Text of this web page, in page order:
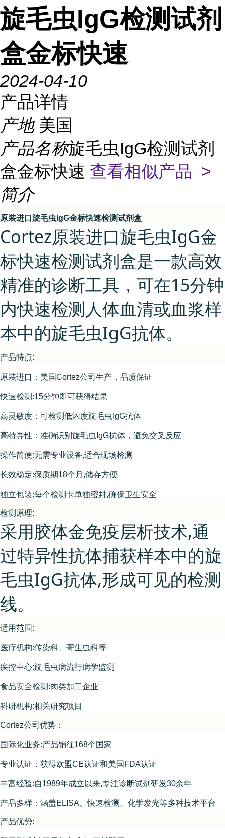
旋毛虫IgG检测试剂
盒金标快速
2024-04-10
产品详情
产地 美国
产品名称旋毛虫IgG检测试剂
盒金标快速 查看相似产品 >
简介
原装进口旋毛虫IgG金标快速检测试剂盒
Cortez原装进口旋毛虫IgG金
标快速检测试剂盒是一款高效
精准的诊断工具，可在15分钟
内快速检测人体血清或血浆样
本中的旋毛虫IgG抗体。
产品特点:
原装进口：美国Cortez公司生产，品质保证
快速检测:15分钟即可获得结果
高灵敏度：可检测低浓度旋毛虫IgG抗体
高特异性：准确识别旋毛虫IgG抗体，避免交叉反应
操作简便:无需专业设备,适合现场检测
长效稳定:保质期18个月,储存方便
独立包装:每个检测卡单独密封,确保卫生安全
检测原理:
采用胶体金免疫层析技术,通
过特异性抗体捕获样本中的旋
毛虫IgG抗体,形成可见的检测
线。
适用范围:
医疗机构:传染科、寄生虫科等
疾控中心:旋毛虫病流行病学监测
食品安全检测:肉类加工企业
科研机构:相关研究项目
Cortez公司优势：
国际化业务:产品销往168个国家
专业认证：获得欧盟CE认证和美国FDA认证
丰富经验:自1989年成立以来,专注诊断试剂研发30余年
产品多样：涵盖ELISA、快速检测、化学发光等多种技术平台
产品优势: